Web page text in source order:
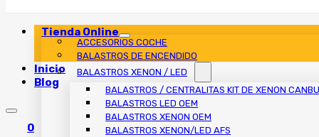
Tienda Online
ACCESORIOS COCHE
BALASTROS DE ENCENDIDO
BALASTROS XENON / LED
BALASTROS / CENTRALITAS KIT DE XENON
BALASTROS LED OEM
BALASTROS XENON OEM
BALASTROS XENON/LED AFS
Inicio
Blog
0